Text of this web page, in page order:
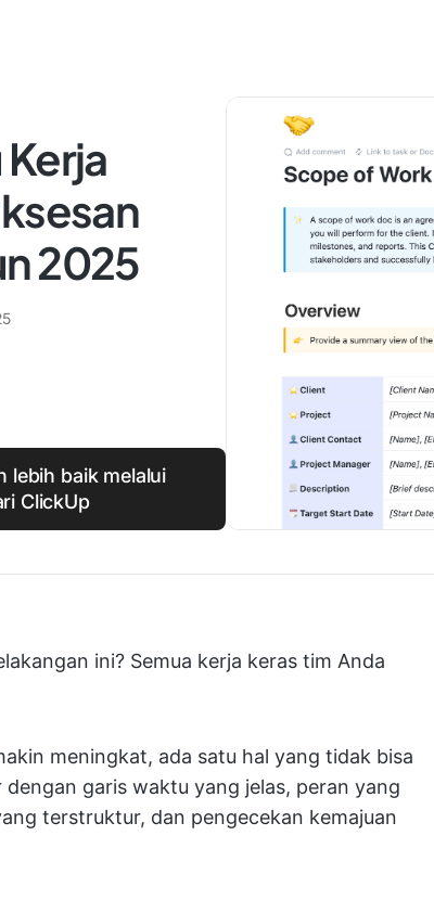
2025
lebih baik melalui
ClickUp
ini? Semua kerja keras tim Anda
meningkat, ada satu hal yang tidak bisa
garis waktu yang jelas, peran yang
terstruktur, dan pengecekan kemajuan